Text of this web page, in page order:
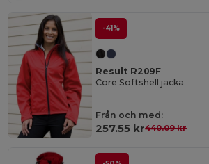
-41%
Result R209F
Core Softshell jacka
Från och med:
257.55 kr440.09 kr